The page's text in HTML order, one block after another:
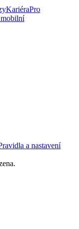
KariéraPro
a nastavení